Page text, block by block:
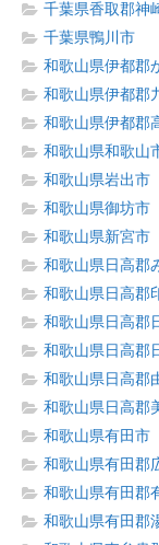
千葉県香取郡神
千葉県鴨川市
和歌山県伊都郡
和歌山県伊都郡
和歌山県伊都郡
和歌山県和歌山
和歌山県岩出市
和歌山県御坊市
和歌山県新宮市
和歌山県日高郡
和歌山県日高郡
和歌山県日高郡
和歌山県日高郡
和歌山県日高郡
和歌山県日高郡
和歌山県有田市
和歌山県有田郡
和歌山県有田郡
和歌山県有田郡